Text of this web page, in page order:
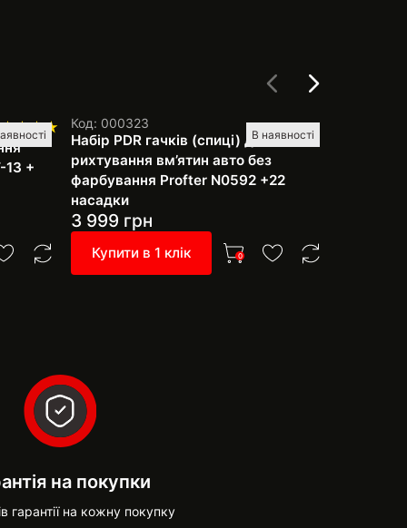
13 +
В наявності
Код: 000323
Набір PDR гачків (спиці) для
рихтування вм’ятин авто без
фарбування Profter N0592 +22
насадки
3 999 грн
Купити в 1 клік 0
на покупки
гарантії на кожну покупку